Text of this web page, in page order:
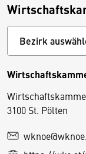
3100 St. Pölten
D
e